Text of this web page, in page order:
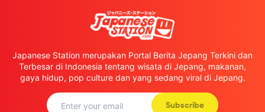
Japanese Station merupakan Portal Berita Jepang Terkini dan
Terbesar di Indonesia tentang wisata di Jepang, makanan,
gaya hidup, pop culture dan yang sedang viral di Jepang.
Subscribe